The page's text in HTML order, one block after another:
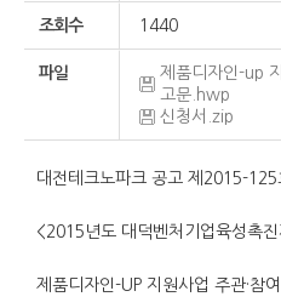
조회수 1440
파일
제품디자인-up
고문.hwp
신청서.zip
대전테크노파크 공고 제2015-125
<2015년도 대덕벤처기업육성촉
제품디자인-UP 지원사업 주관·참